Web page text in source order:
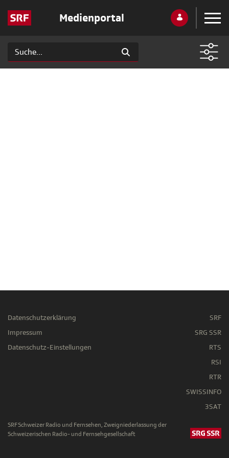
Medienportal
Datenschutzerklärung
Impressum
Datenschutz-Einstellungen
SRF
SRG SSR
RTS
RSI
RTR
SWISSINFO
3SAT
SRF Schweizer Radio und Fernsehen, Zweigniederlassung der
Schweizerischen Radio- und Fernsehgesellschaft